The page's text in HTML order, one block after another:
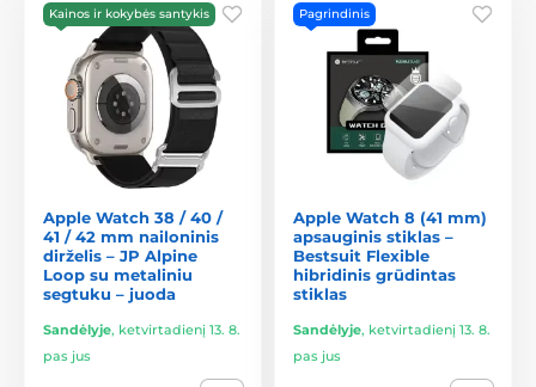
Kainos ir kokybės santykis
Apple Watch 38 / 40 /
41 / 42 mm nailoninis
dirželis – JP Alpine
Loop su metaliniu
segtuku – juoda
Sandėlyje, ketvirtadienį 13. 8.
pas jus
Pagrindinis
Apple Watch 8 (41 mm)
apsauginis stiklas –
Bestsuit Flexible
hibridinis grūdintas
stiklas
Sandėlyje, ketvirtadienį 13. 8.
pas jus